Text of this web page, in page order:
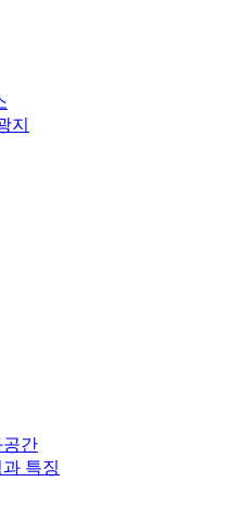
지
간
특징